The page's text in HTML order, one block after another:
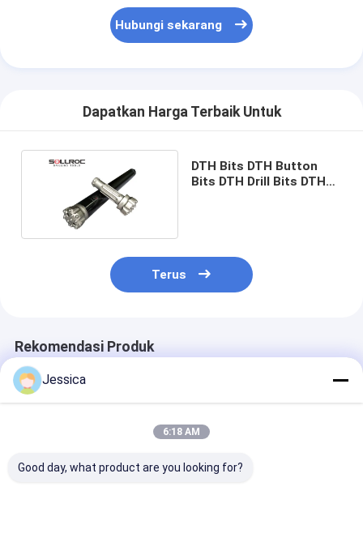
Hubungi sekarang
Dapatkan Harga Terbaik Untuk
DTH Bits DTH Button
Bits DTH Drill Bits DTH
Terus
Rekomendasi Produk
Jessica
6:18 AM
Good day, what product are you looking for?